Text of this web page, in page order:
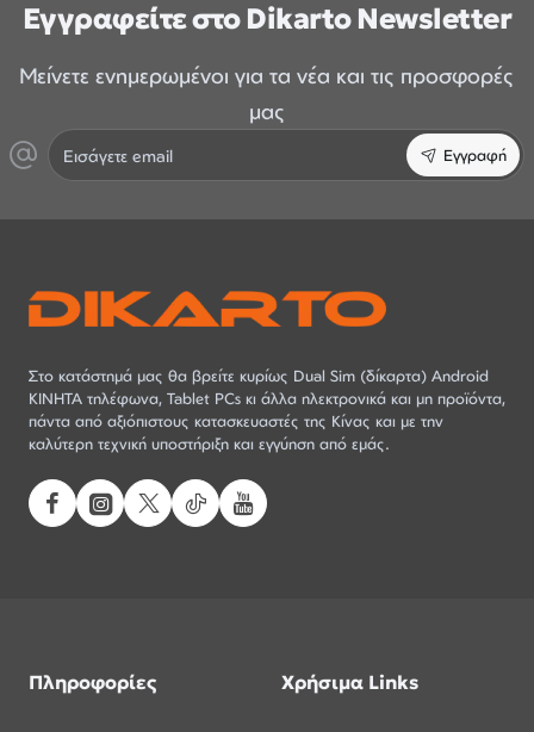
Εγγραφείτε στο Dikarto Newsletter
Μείνετε ενημερωμένοι για τα νέα και τις προσφορές
μας
Εισάγετε
email
Εγγραφή
Στο κατάστημά μας θα βρείτε κυρίως Dual Sim (δίκαρτα) Android
ΚΙΝΗΤΑ τηλέφωνα, Tablet PCs κι άλλα ηλεκτρονικά και μη προϊόντα,
πάντα από αξιόπιστους κατασκευαστές της Κίνας και με την
καλύτερη τεχνική υποστήριξη και εγγύηση από εμάς.
Πληροφορίες Χρήσιμα Links